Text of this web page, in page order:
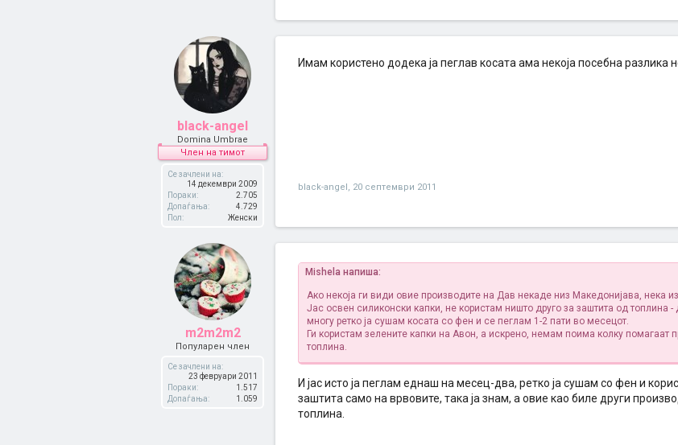
black-angel
Domina Umbrae
Член на тимот
Се зачлени на:
14 декември 2009
Пораки:
2.705
Допаѓања:
4.729
Пол:
Женски
Имам користено додека ја пеглав косата ама некоја посебна разлика
black-angel, 20 септември 2011
m2m2m2
Популарен член
Се зачлени на:
23 февруари 2011
Пораки:
1.517
Допаѓања:
1.059
Mishela напиша:
Aко некоја ги види овие производите на Дав некаде низ Македонијава, нека
Јас освен силиконски капки, не користам ништо друго за заштита од топлина
многу ретко ја сушам косата со фен и се пеглам 1-2 пати во месецот.
Ги користам зелените капки на Авон, а искрено, немам поима колку помагаат
топлина.
И јас исто ја пеглам еднаш на месец-два, ретко ја сушам со фен и
заштита само на врвовите, така ја знам, а овие као биле други
топлина.